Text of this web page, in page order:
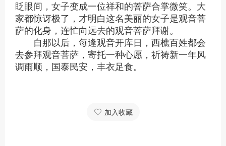
眨眼间，女子变成一位祥和的菩萨合掌微笑。大
家都惊讶极了，才明白这名美丽的女子是观音菩
萨的化身，连忙向远去的观音菩萨拜谢。
自那以后，每逢观音开库日，西樵百姓都会
去参拜观音菩萨，寄托一种心愿，祈祷新一年风
调雨顺，国泰民安，丰衣足食。
加入收藏